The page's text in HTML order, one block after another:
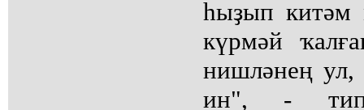
һыҙып китәм
күрмәй
нишләнең
ин", - тип